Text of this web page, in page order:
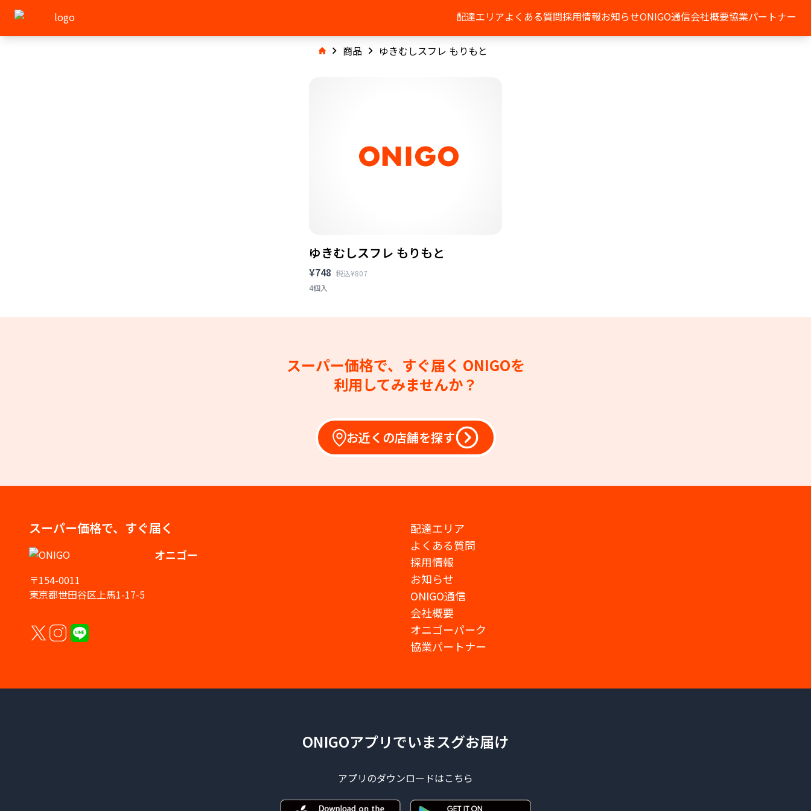
配達エリアよくある質問採用情報お知らせONIGO通信会社概要協業パートナー
商品 ゆきむしスフレ もりもと
ゆきむしスフレ もりもと
¥748 税込¥807
4個入
スーパー価格で、すぐ届く ONIGOを
利用してみませんか？
お近くの店舗を探す
スーパー価格で、すぐ届く
オニゴー
〒154-0011
東京都世田谷区上馬1-17-5
配達エリア
よくある質問
採用情報
お知らせ
ONIGO通信
会社概要
オニゴーパーク
協業パートナー
ONIGOアプリでいまスグお届け
アプリのダウンロードはこちら